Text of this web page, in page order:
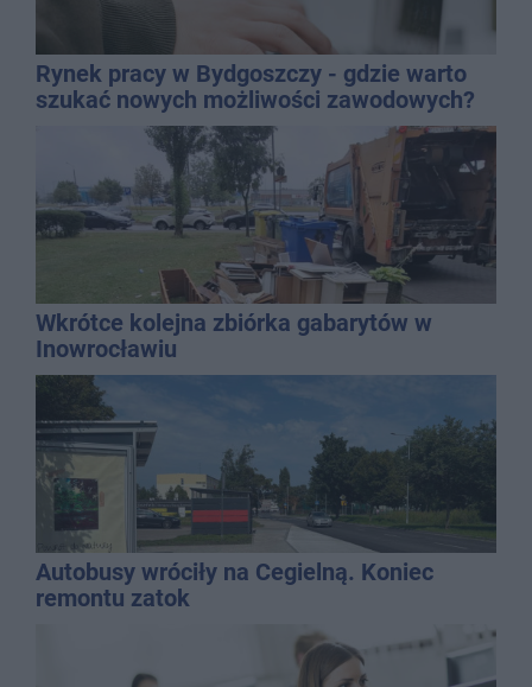
Rynek pracy w Bydgoszczy - gdzie warto
szukać nowych możliwości zawodowych?
Wkrótce kolejna zbiórka gabarytów w
Inowrocławiu
Autobusy wróciły na Cegielną. Koniec
remontu zatok